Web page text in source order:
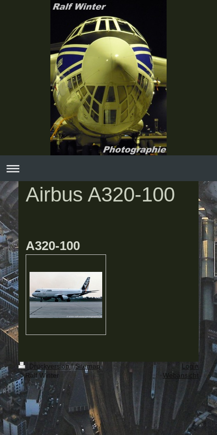
Airbus A320-100
A320-100
Druckversion| Sitemap
© Ralf Winter
Login
Webansicht